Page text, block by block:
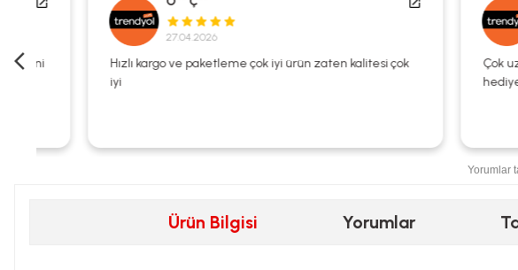
27.04.2026
Hızlı kargo ve paketleme çok iyi ürün zaten kalitesi çok
Çok uzun
Yorumlar
Ürün Bilgisi Yorumlar